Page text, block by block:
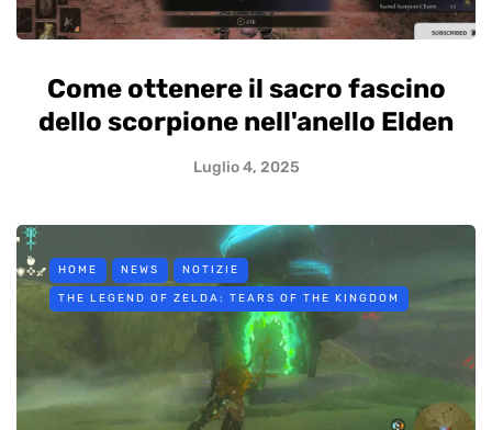
Come ottenere il sacro fascino
dello scorpione nell'anello Elden
Luglio 4, 2025
HOME NEWS NOTIZIE
THE LEGEND OF ZELDA: TEARS OF THE KINGDOM